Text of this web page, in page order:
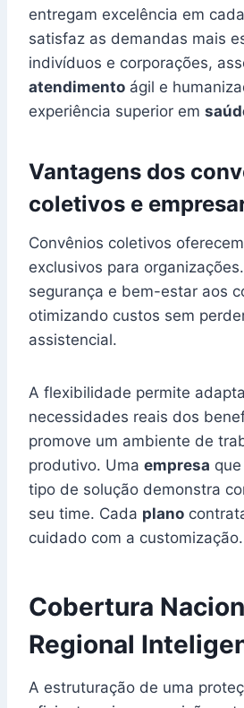
entregam excelência em
satisfaz as demandas mais
indivíduos e corporações,
atendimento ágil e
experiência superior em
Vantagens dos
coletivos e
Convênios coletivos oferecem
exclusivos para
segurança e bem-estar aos
otimizando custos sem
assistencial.
A flexibilidade permite
necessidades reais dos
promove um ambiente de
produtivo. Uma empresa
tipo de solução demonstra
seu time. Cada plano
cuidado com a customização.
Cobertura
Regional
A estruturação de uma